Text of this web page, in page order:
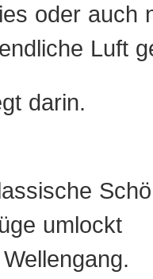
oder auch
Luft
darin.
umlockt